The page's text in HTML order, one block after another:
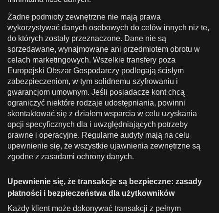
Żadne podmioty zewnętrzne nie mają prawa
wykorzystywać danych osobowych do celów innych niż te,
do których zostały przeznaczone. Dane nie są
sprzedawane, wynajmowane ani przedmiotem obrotu w
celach marketingowych. Wszelkie transfery poza
Europejski Obszar Gospodarczy podlegają ścisłym
zabezpieczeniom, w tym solidnemu szyfrowaniu i
gwarancjom umownym. Jeśli posiadacze kont chcą
ograniczyć niektóre rodzaje udostępniania, powinni
skontaktować się z działem wsparcia w celu uzyskania
opcji specyficznych dla i uwzględniających potrzeby
prawne i operacyjne. Regularne audyty mają na celu
upewnienie się, że wszystkie ujawnienia zewnętrzne są
zgodne z zasadami ochrony danych.
Upewnienie się, że transakcje są bezpieczne: zasady
płatności i bezpieczeństwa dla użytkowników
Każdy klient może dokonywać transakcji z pełnym